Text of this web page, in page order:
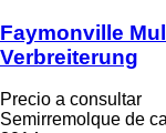
Faymonville
Verbreiterung
Precio a consultar
Semirremolque de